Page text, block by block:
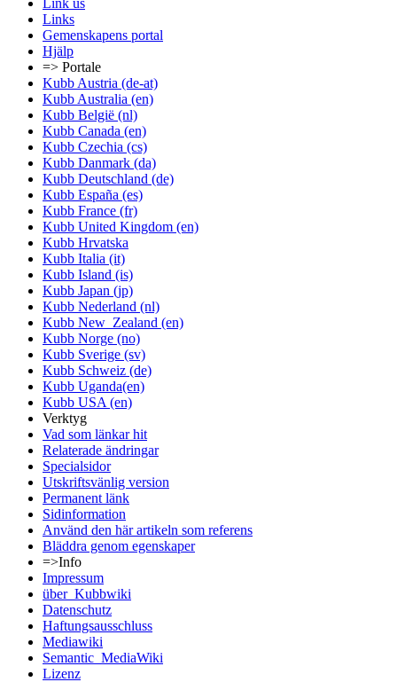
Link us
Links
Gemenskapens portal
Hjälp
=> Portale
Kubb Austria (de-at)
Kubb Australia (en)
Kubb België (nl)
Kubb Canada (en)
Kubb Czechia (cs)
Kubb Danmark (da)
Kubb Deutschland (de)
Kubb España (es)
Kubb France (fr)
Kubb United Kingdom (en)
Kubb Hrvatska
Kubb Italia (it)
Kubb Island (is)
Kubb Japan (jp)
Kubb Nederland (nl)
Kubb New_Zealand (en)
Kubb Norge (no)
Kubb Sverige (sv)
Kubb Schweiz (de)
Kubb Uganda(en)
Kubb USA (en)
Verktyg
Vad som länkar hit
Relaterade ändringar
Specialsidor
Utskriftsvänlig version
Permanent länk
Sidinformation
Använd den här artikeln som referens
Bläddra genom egenskaper
=>Info
Impressum
über_Kubbwiki
Datenschutz
Haftungsausschluss
Mediawiki
Semantic_MediaWiki
Lizenz